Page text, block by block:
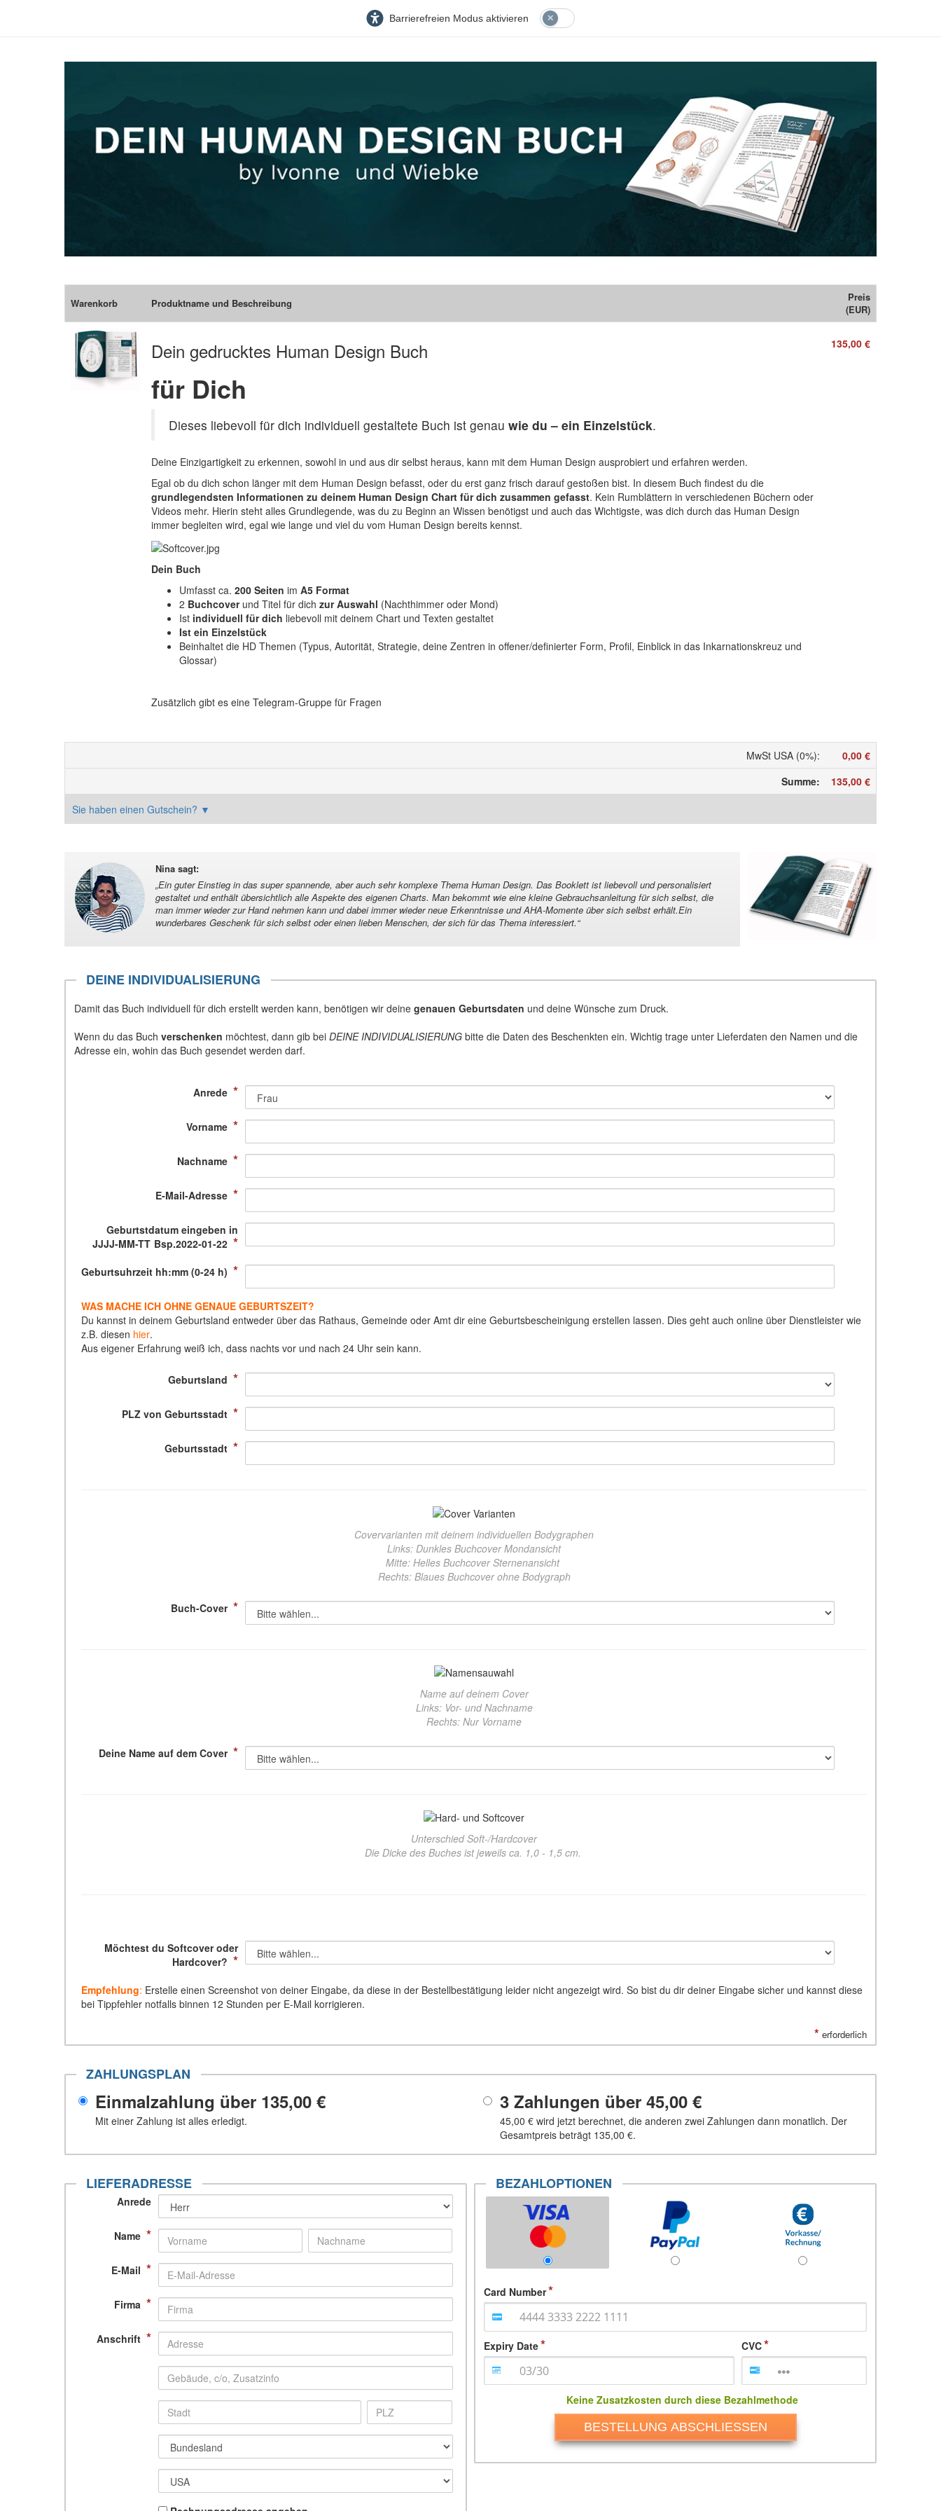
Barrierefreien Modus aktivieren
Warenkorb Produktname und Beschreibung
Preis
(EUR)
Dein gedrucktes Human Design Buch
für Dich
Dieses liebevoll für dich individuell gestaltete Buch ist genau wie du – ein Einzelstück.
Deine Einzigartigkeit zu erkennen, sowohl in und aus dir selbst heraus, kann mit dem Human Design ausprobiert und erfahren werden.
Egal ob du dich schon länger mit dem Human Design befasst, oder du erst ganz frisch darauf gestoßen bist. In diesem Buch findest du die
grundlegendsten Informationen zu deinem Human Design Chart für dich zusammen gefasst. Kein Rumblättern in verschiedenen Büchern oder
Videos mehr. Hierin steht alles Grundlegende, was du zu Beginn an Wissen benötigst und auch das Wichtigste, was dich durch das Human Design
immer begleiten wird, egal wie lange und viel du vom Human Design bereits kennst.
Dein Buch
Umfasst ca. 200 Seiten im A5 Format
2 Buchcoverund Titel für dich zur Auswahl (Nachthimmer oder Mond)
Ist individuell für dich liebevoll mit deinem Chart und Texten gestaltet
Ist ein Einzelstück
Beinhaltet die HD Themen (Typus, Autorität, Strategie, deine Zentren in offener/definierter Form, Profil, Einblick in das Inkarnationskreuz und
Glossar)
Zusätzlich gibt es eine Telegram-Gruppe für Fragen
135,00 €
MwSt USA (0%):
0,00 €
Summe:
135,00 €
Sie haben einen Gutschein? ▼
Nina sagt:
„Ein guter Einstieg in das super spannende, aber auch sehr komplexe Thema Human Design. Das Booklett ist liebevoll und personalisiert
gestaltet und enthält übersichtlich alle Aspekte des eigenen Charts. Man bekommt wie eine kleine Gebrauchsanleitung für sich selbst, die
man immer wieder zur Hand nehmen kann und dabei immer wieder neue Erkenntnisse und AHA-Momente über sich selbst erhält.Ein
wunderbares Geschenk für sich selbst oder einen lieben Menschen, der sich für das Thema interessiert.“
DEINE INDIVIDUALISIERUNG
Damit das Buch individuell für dich erstellt werden kann, benötigen wir deine genauen Geburtsdaten und deine Wünsche zum Druck.
Wenn du das Buch verschenken möchtest, dann gib bei DEINE INDIVIDUALISIERUNG bitte die Daten des Beschenkten ein. Wichtig trage unter Lieferdaten den Namen und die
Adresse ein, wohin das Buch gesendet werden darf.
Anrede *
Vorname *
Nachname *
E-Mail-Adresse *
Geburtstdatum eingeben in
JJJJ-MM-TT Bsp.2022-01-22 *
Geburtsuhrzeit hh:mm (0-24 h) *
WAS MACHE ICH OHNE GENAUE GEBURTSZEIT?
Du kannst in deinem Geburtsland entweder über das Rathaus, Gemeinde oder Amt dir eine Geburtsbescheinigung erstellen lassen. Dies geht auch online über Dienstleister wie
z.B. diesen hier.
Aus eigener Erfahrung weiß ich, dass nachts vor und nach 24 Uhr sein kann.
Geburtsland *
PLZ von Geburtsstadt *
Geburtsstadt *
Covervarianten mit deinem individuellen Bodygraphen
Links: Dunkles Buchcover Mondansicht
Mitte: Helles Buchcover Sternenansicht
Rechts: Blaues Buchcover ohne Bodygraph
Buch-Cover *
Name auf deinem Cover
Links: Vor- und Nachname
Rechts: Nur Vorname
Deine Name auf dem Cover *
Unterschied Soft-/Hardcover
Die Dicke des Buches ist jeweils ca. 1,0 - 1,5 cm.
Möchtest du Softcover oder
Hardcover? *
Empfehlung: Erstelle einen Screenshot von deiner Eingabe, da diese in der Bestellbestätigung leider nicht angezeigt wird. So bist du dir deiner Eingabe sicher und kannst diese
bei Tippfehler notfalls binnen 12 Stunden per E-Mail korrigieren.
* erforderlich
ZAHLUNGSPLAN
Einmalzahlung über 135,00 €
Mit einer Zahlung ist alles erledigt.
3 Zahlungen über 45,00 €
45,00 € wird jetzt berechnet, die anderen zwei Zahlungen dann monatlich. Der
Gesamtpreis beträgt 135,00 €.
LIEFERADRESSE
Anrede
Name *
E-Mail *
Firma *
Anschrift *
BEZAHLOPTIONEN
Card Number
Expiry Date CVC
Keine Zusatzkosten durch diese Bezahlmethode
BESTELLUNG ABSCHLIESSEN